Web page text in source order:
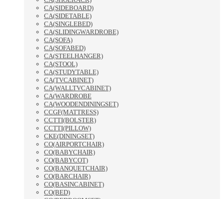
CA(SIDEBOARD)
CA(SIDETABLE)
CA(SINGLEBED)
CA(SLIDINGWARDROBE)
CA(SOFA)
CA(SOFABED)
CA(STEELHANGER)
CA(STOOL)
CA(STUDYTABLE)
CA(TVCABINET)
CA(WALLTVCABINET)
CA(WARDROBE
CA(WOODENDININGSET)
CCGF(MATTRESS)
CCTTI(BOLSTER)
CCTTI(PILLOW)
CKE(DININGSET)
CO(AIRPORTCHAIR)
CO(BABYCHAIR)
CO(BABYCOT)
CO(BANQUETCHAIR)
CO(BARCHAIR)
CO(BASINCABINET)
CO(BED)